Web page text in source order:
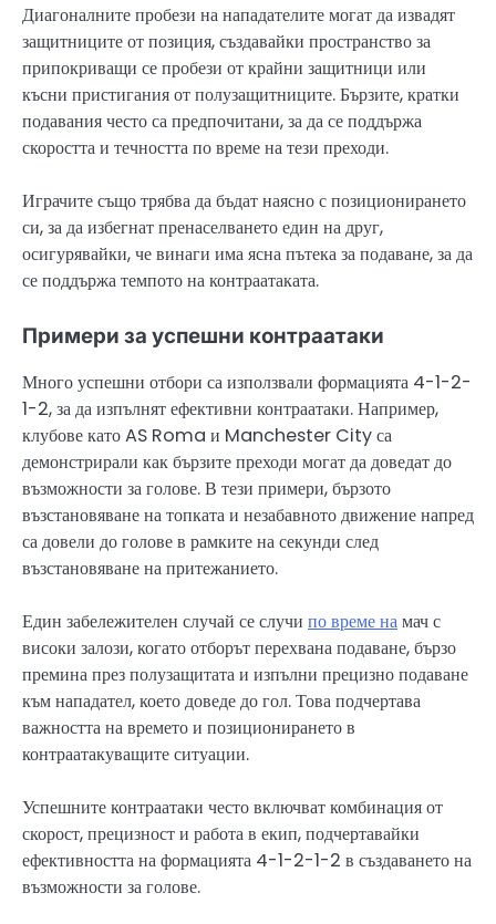
Диагоналните пробези на нападателите могат да извадят
защитниците от позиция, създавайки пространство за
припокриващи се пробези от крайни защитници или
късни пристигания от полузащитниците. Бързите, кратки
подавания често са предпочитани, за да се поддържа
скоростта и течността по време на тези преходи.
Играчите също трябва да бъдат наясно с позиционирането
си, за да избегнат пренаселването един на друг,
осигурявайки, че винаги има ясна пътека за подаване, за да
се поддържа темпото на контраатаката.
Примери за успешни контраатаки
Много успешни отбори са използвали формацията 4-1-2-
1-2, за да изпълнят ефективни контраатаки. Например,
клубове като AS Roma и Manchester City са
демонстрирали как бързите преходи могат да доведат до
възможности за голове. В тези примери, бързото
възстановяване на топката и незабавното движение напред
са довели до голове в рамките на секунди след
възстановяване на притежанието.
Един забележителен случай се случи по време намач с
високи залози, когато отборът перехвана подаване, бързо
премина през полузащитата и изпълни прецизно подаване
към нападател, което доведе до гол. Това подчертава
важността на времето и позиционирането в
контраатакуващите ситуации.
Успешните контраатаки често включват комбинация от
скорост, прецизност и работа в екип, подчертавайки
ефективността на формацията 4-1-2-1-2 в създаването на
възможности за голове.